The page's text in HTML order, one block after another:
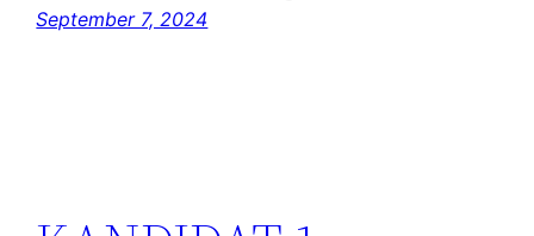
September 7, 2024